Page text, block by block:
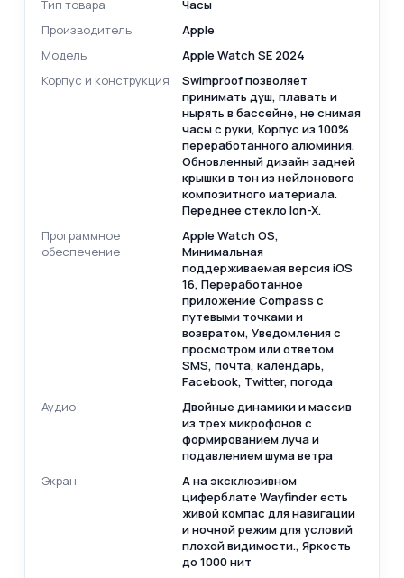
Тип товара
Часы
Производитель
Apple
Модель
Apple Watch SE 2024
Корпус и конструкция
Swimproof позволяет
принимать душ, плавать и
нырять в бассейне, не снимая
часы с руки, Корпус из 100%
переработанного алюминия.
Обновленный дизайн задней
крышки в тон из нейлонового
композитного материала.
Переднее стекло Ion-X.
Программное
обеспечение
Apple Watch OS,
Минимальная
поддерживаемая версия iOS
16, Переработанное
приложение Compass с
путевыми точками и
возвратом, Уведомления с
просмотром или ответом
SMS, почта, календарь,
Facebook, Twitter, погода
Аудио
Двойные динамики и массив
из трех микрофонов с
формированием луча и
подавлением шума ветра
Экран
А на эксклюзивном
циферблате Wayfinder есть
живой компас для навигации
и ночной режим для условий
плохой видимости., Яркость
до 1000 нит